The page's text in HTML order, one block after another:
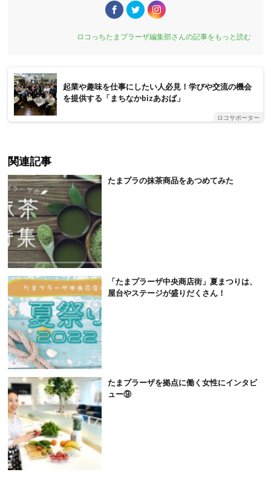
ロコっちたまプラーザ編集部さんの記事をもっと読む
起業や趣味を仕事にしたい人必見！学びや交流の機会
を提供する「まちなかbizあおば」
ロコサポーター
関連記事
たまプラの抹茶商品をあつめてみた
「たまプラーザ中央商店街」夏まつりは、
屋台やステージが盛りだくさん！
たまプラーザを拠点に働く女性にインタビ
ュー⑨